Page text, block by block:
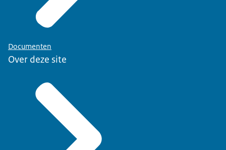
Documenten
Over deze site